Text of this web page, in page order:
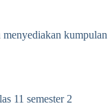
kumpulan
11 semester 2